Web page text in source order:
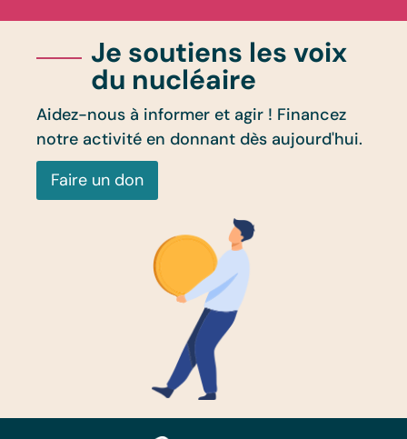
Je soutiens les voix
du nucléaire
Aidez-nous à informer et agir ! Financez
notre activité en donnant dès aujourd'hui.
Faire un don